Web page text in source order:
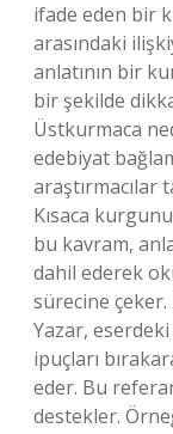
ifade eden bir
arasındaki
anlatının bir
bir şekilde
Üstkurmaca
edebiyat
araştırmacılar
Kısaca
bu kavram,
dahil ederek
sürecine
Yazar,
ipuçları
eder. Bu
destekler.